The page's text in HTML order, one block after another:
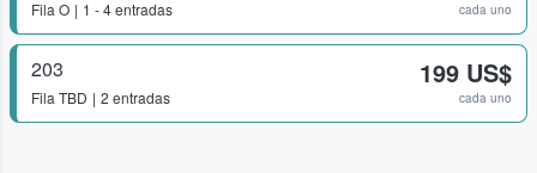
Fila O 1 - 4 entradas cada uno
203
Fila TBD 2 entradas
199 US$
cada uno